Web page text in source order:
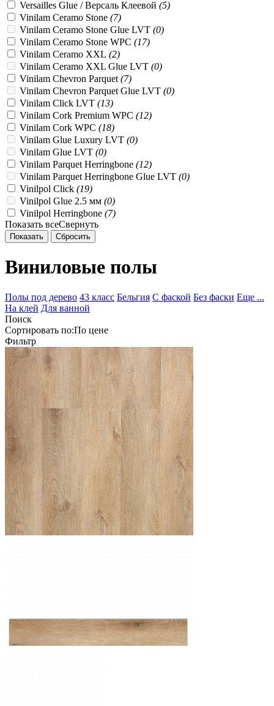
Versailles Glue / Версаль Клеевой (5)
Vinilam Ceramo Stone (7)
Vinilam Ceramo Stone Glue LVT (0)
Vinilam Ceramo Stone WPC (17)
Vinilam Ceramo XXL (2)
Vinilam Ceramo XXL Glue LVT (0)
Vinilam Chevron Parquet (7)
Vinilam Chevron Parquet Glue LVT (0)
Vinilam Click LVT (13)
Vinilam Cork Premium WPC (12)
Vinilam Cork WPC (18)
Vinilam Glue Luxury LVT (0)
Vinilam Glue LVT (0)
Vinilam Parquet Herringbone (12)
Vinilam Parquet Herringbone Glue LVT (0)
Vinilpol Click (19)
Vinilpol Glue 2.5 мм (0)
Vinilpol Herringbone (7)
Показать всеСвернуть
Виниловые полы
Полы под дерево 43 класс Бельгия С фаской Без фаски Еще ...
На клей Для ванной
Поиск
Сортировать по:По цене
Фильтр